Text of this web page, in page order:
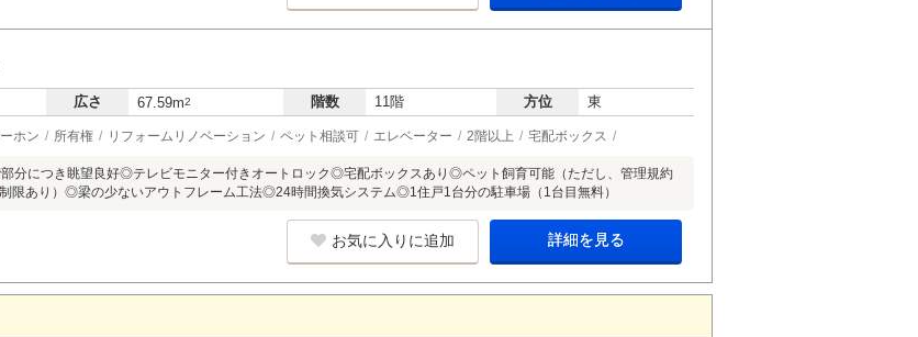
広さ 67.59m2 階数 11階 方位 東
ホン 所有権 リフォームリノベーション ペット相談可 エレベーター 2階以上 宅配ボックス
分につき眺望良好◎テレビモニター付きオートロック◎宅配ボックスあり◎ペット飼育可能（ただし、管理規約
限あり）◎梁の少ないアウトフレーム工法◎24時間換気システム◎1住戸1台分の駐車場（1台目無料）
お気に入りに追加 詳細を見る